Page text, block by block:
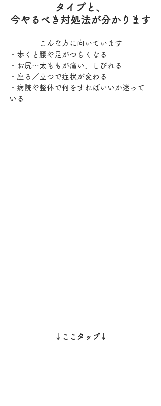
タイプと、
今やるべき対処法が分かります
こんな方に向いています
・歩くと腰や足がつらくなる
・お尻〜太ももが痛い、しびれる
・座る／立つで症状が変わる
・病院や整体で何をすればいいか迷って
いる
↓ここタップ↓